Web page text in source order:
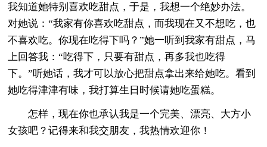
我知道她特别喜欢吃甜点，于是，我想一个绝妙办法。
对她说：“我家有你喜欢吃甜点，而我现在又不想吃，也
不喜欢吃。你现在吃得下吗？”她一听到我家有甜点，马
上回答我：“吃得下，只要有甜点，再多我也吃得
下。”听她话，我才可以放心把甜点拿出来给她吃。看到
她吃得津津有味，我打算生日时候请她吃蛋糕。
怎样，现在你也承认我是一个完美、漂亮、大方小
女孩吧？记得来和我交朋友，我热情欢迎你！